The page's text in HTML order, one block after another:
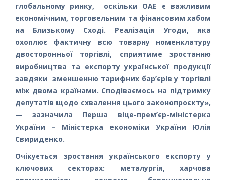
глобальному ринку, оскільки ОАЕ є важливим
економічним, торговельним та фінансовим хабом
на Близькому Сході. Реалізація Угоди, яка
охоплює фактичну всю товарну номенклатуру
двосторонньої торгівлі, сприятиме зростанню
виробництва та експорту української продукції
завдяки зменшенню тарифних бар’єрів у торгівлі
між двома країнами. Сподіваємось на підтримку
депутатів щодо схвалення цього законопроєкту»,
— зазначила Перша віце-прем’єр-міністерка
України – Міністерка економіки України Юлія
Свириденко.
Очікується зростання українського експорту у
ключових секторах: металургія, харчова